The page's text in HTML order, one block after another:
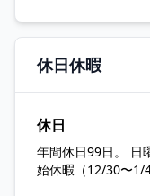
休日休暇
休日
年間休日99日。 日
始休暇（12/30〜1/